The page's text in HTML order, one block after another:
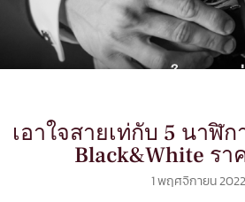
เอาใจสายเท่กับ 5 นาฬิ
Black&White รา
1 พฤศจิกายน 2022